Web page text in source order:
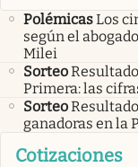
PolémicasLos
según el
Milei
Sorteo
Primera: las
Sorteo
ganadoras en la
Cotizaciones